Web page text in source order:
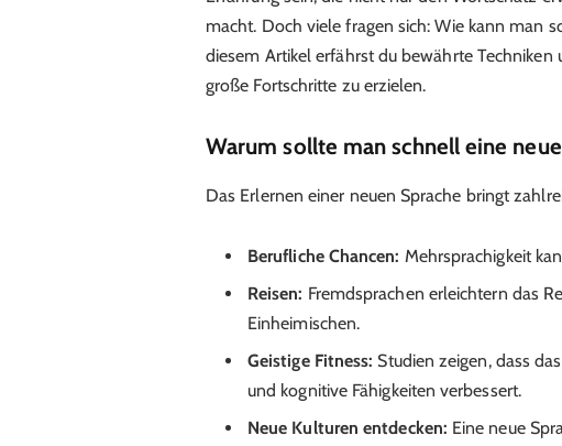
macht. Doch viele fragen sich: Wie kann man
diesem Artikel erfährst du bewährte
große Fortschritte zu erzielen.
Warum sollte man schnell eine
Das Erlernen einer neuen Sprache bringt
Berufliche Chancen: Mehrsprachigkeit
Reisen: Fremdsprachen erleichtern das
Einheimischen.
Geistige Fitness: Studien zeigen, dass
und kognitive Fähigkeiten verbessert.
Neue Kulturen entdecken: Eine neue